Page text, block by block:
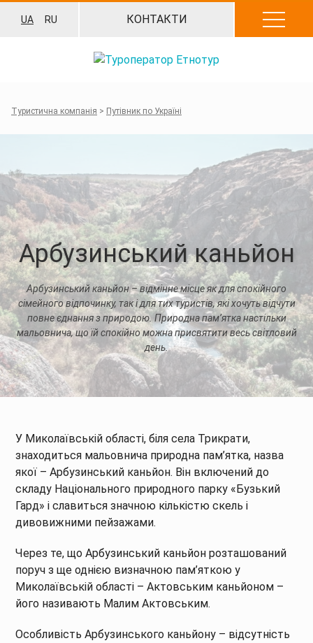
UA RU КОНТАКТИ
Туристична компанія > Путівник по Україні
Арбузинський каньйон
Арбузинський каньйон – відмінне місце як для спокійного
сімейного відпочинку, так і для тих туристів, які хочуть відчути
повне єднання з природою. Природна пам’ятка настільки
мальовнича, що їй спокійно можна присвятити весь світловий
день.
У Миколаївській області, біля села Трикрати,
знаходиться мальовнича природна пам’ятка, назва
якої – Арбузинський каньйон. Він включений до
складу Національного природного парку «Бузький
Гард» і славиться значною кількістю скель і
дивовижними пейзажами.
Через те, що Арбузинський каньйон розташований
поруч з ще однією визначною пам’яткою у
Миколаївській області – Актовським каньйоном –
його називають Малим Актовським.
Особливість Арбузинського каньйону – відсутність